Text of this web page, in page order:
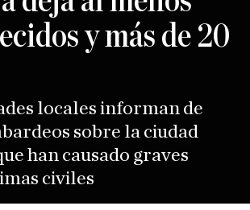
y más de 20
locales informan de
sobre la ciudad
han causado graves
civiles